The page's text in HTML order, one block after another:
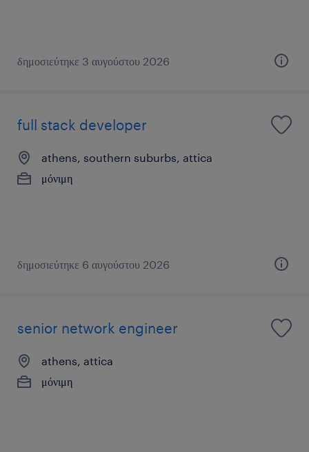
δημοσιεύτηκε 3 αυγούστου 2026
full stack developer
athens, southern suburbs, attica
μόνιμη
δημοσιεύτηκε 6 αυγούστου 2026
senior network engineer
athens, attica
μόνιμη